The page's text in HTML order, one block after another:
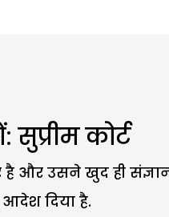
सुप्रीम कोर्ट
और उसने खुद ही
दिया है.